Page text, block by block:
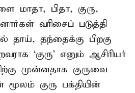
மாதா, பிதா, குரு,
வரிசைப் படுத்தி
தாய், தந்தைக்கு பிறகு
‘குரு’ எனும் ஆசிரியர்
முன்னதாக குருவை
குரு பக்தியின்